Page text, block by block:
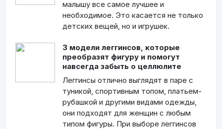
малышу все самое лучшее и
необходимое. Это касается не только
детских вещей, но и игрушек.
3 модели леггинсов, которые
преобразят фигуру и помогут
навсегда забыть о целлюлите
Леггинсы отлично выглядят в паре с
туникой, спортивным топом, платьем-
рубашкой и другими видами одежды,
они подходят для женщин с любым
типом фигуры. При выборе леггинсов